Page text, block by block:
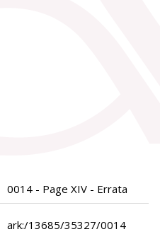
0014 - Page XIV - Errata
ark:/13685/35327/0014